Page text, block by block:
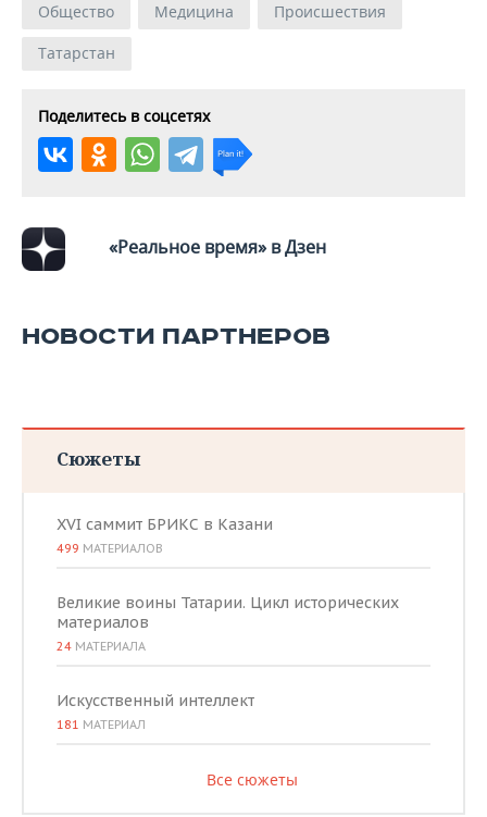
Общество Медицина
Происшествия
Татарстан
Поделитесь в соцсетях
«Реальное время» в Дзен
НОВОСТИ ПАРТНЕРОВ
Сюжеты
XVI саммит БРИКС в Казани
499 МАТЕРИАЛОВ
Великие воины Татарии. Цикл исторических
материалов
24 МАТЕРИАЛА
Искусственный интеллект
181 МАТЕРИАЛ
Все сюжеты